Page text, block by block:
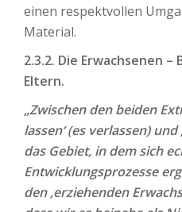
einen respektvollen
Material.
2.3.2. Die Erwachsenen
Eltern.
„Zwischen den beiden
lassen‘ (es verlassen)
das Gebiet, in dem sich
Entwicklungsprozesse
den ‚erziehenden